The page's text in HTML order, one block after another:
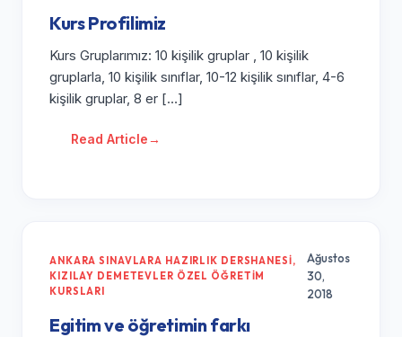
Kurs Profilimiz
Kurs Gruplarımız: 10 kişilik gruplar , 10 kişilik
gruplarla, 10 kişilik sınıflar, 10-12 kişilik sınıflar, 4-6
kişilik gruplar, 8 er […]
Read Article→
ANKARA SINAVLARA HAZIRLIK DERSHANESI,
KIZILAY DEMETEVLER ÖZEL ÖĞRETIM
KURSLARI
Ağustos
30,
2018
Egitim ve öğretimin farkı